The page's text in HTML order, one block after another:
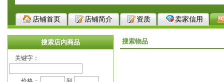
店铺首页 店铺简介 资质 卖家信用
搜索店内商品
关键字：
搜索物品